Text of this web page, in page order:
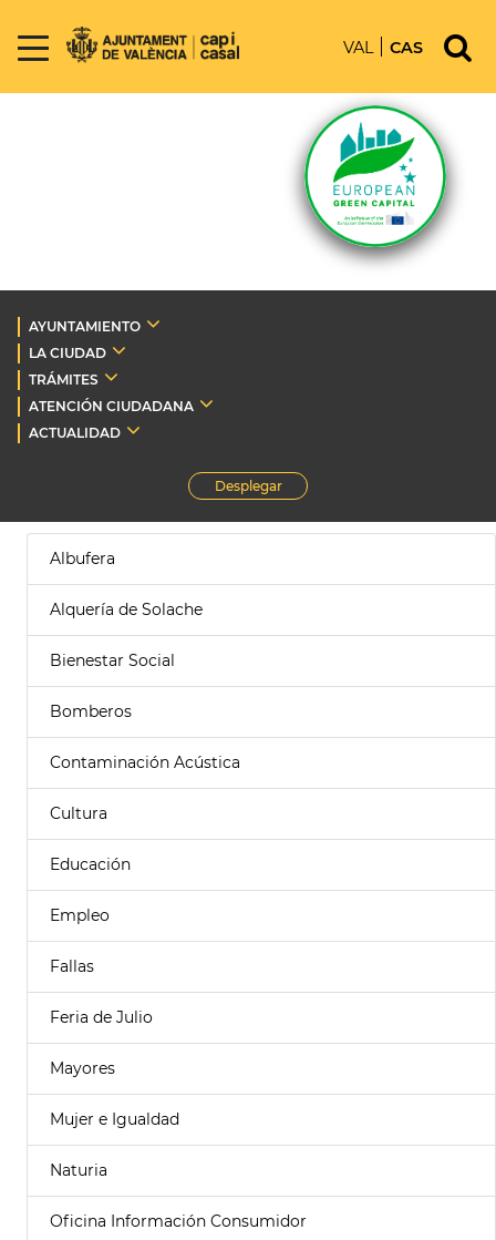
VAL CAS
AYUNTAMIENTO
LA CIUDAD
TRÁMITES
ATENCIÓN CIUDADANA
ACTUALIDAD
Desplegar
Albufera
Alquería de Solache
Bienestar Social
Bomberos
Contaminación Acústica
Cultura
Educación
Empleo
Fallas
Feria de Julio
Mayores
Mujer e Igualdad
Naturia
Oficina Información Consumidor